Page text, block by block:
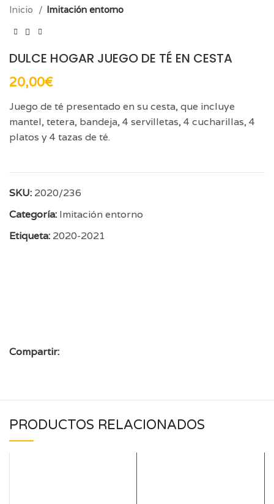
Inicio Imitación entorno
DULCE HOGAR JUEGO DE TÉ EN CESTA
20,00€
Juego de té presentado en su cesta, que incluye
mantel, tetera, bandeja, 4 servilletas, 4 cucharillas, 4
platos y 4 tazas de té.
SKU: 2020/236
Categoría: Imitación entorno
Etiqueta: 2020-2021
Compartir:
PRODUCTOS RELACIONADOS